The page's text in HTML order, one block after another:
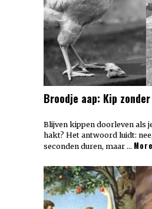
Broodje aap: Kip
Blijven kippen doorleven als
hakt? Het antwoord luidt:
seconden duren, maar … More